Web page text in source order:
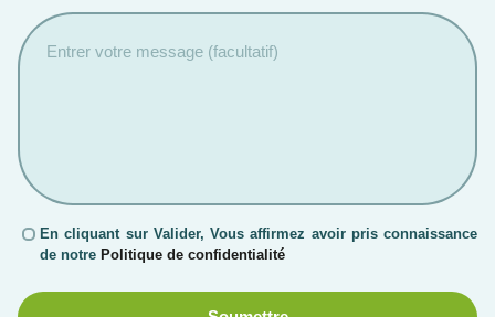
En cliquant sur Valider, Vous affirmez avoir pris connaissance
de notre Politique de confidentialité